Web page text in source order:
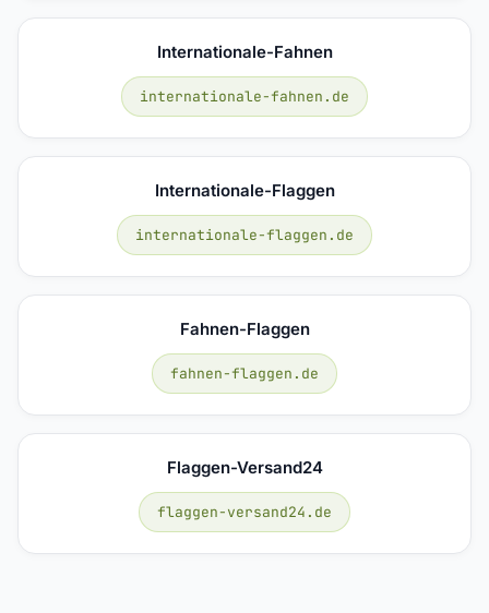
Internationale-Fahnen
internationale-fahnen.de
Internationale-Flaggen
internationale-flaggen.de
Fahnen-Flaggen
fahnen-flaggen.de
Flaggen-Versand24
flaggen-versand24.de